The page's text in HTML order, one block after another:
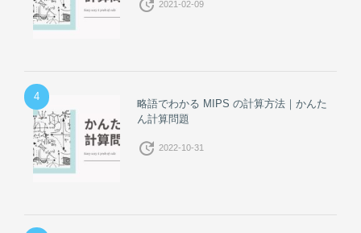
update 2021-02-09
4
略語でわかる MIPS の計算方法｜かんた
ん計算問題
update 2022-10-31